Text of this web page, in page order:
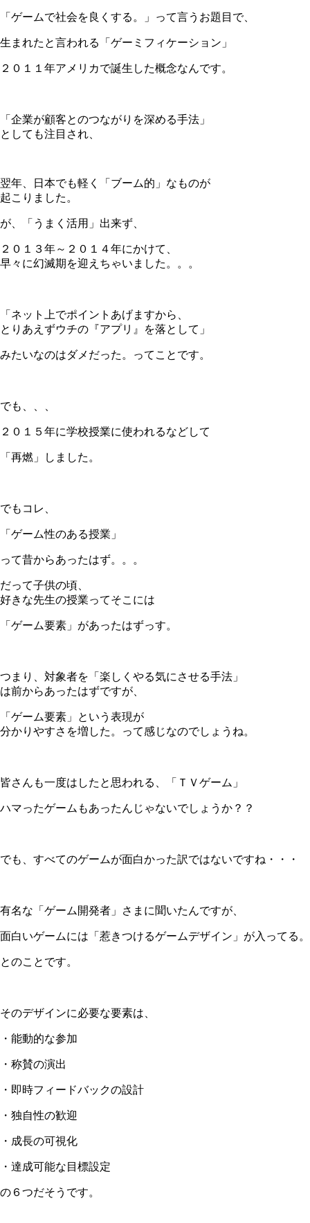
「ゲームで社会を良くする。」って言うお題目で、
生まれたと言われる「ゲーミフィケーション」
２０１１年アメリカで誕生した概念なんです。
「企業が顧客とのつながりを深める手法」
としても注目され、
翌年、日本でも軽く「ブーム的」なものが
起こりました。
が、「うまく活用」出来ず、
２０１３年～２０１４年にかけて、
早々に幻滅期を迎えちゃいました。。。
「ネット上でポイントあげますから、
とりあえずウチの『アプリ』を落として」
みたいなのはダメだった。ってことです。
でも、、、
２０１５年に学校授業に使われるなどして
「再燃」しました。
でもコレ、
「ゲーム性のある授業」
って昔からあったはず。。。
だって子供の頃、
好きな先生の授業ってそこには
「ゲーム要素」があったはずっす。
つまり、対象者を「楽しくやる気にさせる手法」
は前からあったはずですが、
「ゲーム要素」という表現が
分かりやすさを増した。って感じなのでしょうね。
皆さんも一度はしたと思われる、「ＴＶゲーム」
ハマったゲームもあったんじゃないでしょうか？？
でも、すべてのゲームが面白かった訳ではないですね・・・
有名な「ゲーム開発者」さまに聞いたんですが、
面白いゲームには「惹きつけるゲームデザイン」が入ってる。
とのことです。
そのデザインに必要な要素は、
・能動的な参加
・称賛の演出
・即時フィードバックの設計
・独自性の歓迎
・成長の可視化
・達成可能な目標設定
の６つだそうです。